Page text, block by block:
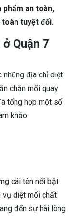
phẩm an toàn,
tuyệt đối.
Quận 7
nhũng địa chỉ diệt
chặn mối quay
tổng hợp một số
khảo.
cái tên nổi bật
vụ diệt mối chất
đến sự hài lòng